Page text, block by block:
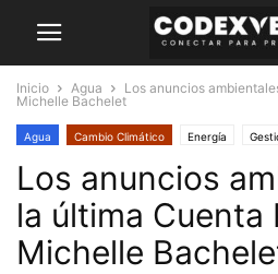
Inicio Agua
Los anuncios
Michelle Bachelet
Agua Cambio Climático Energía
Los anuncios
la última Cuenta
Michelle